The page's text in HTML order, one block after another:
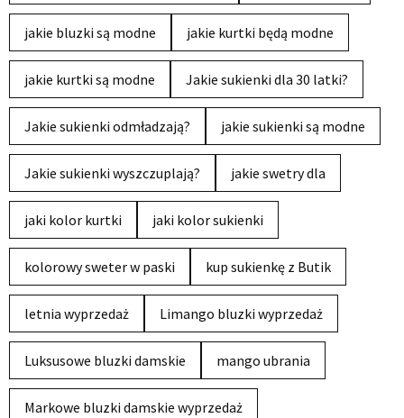
jakie bluzki są modne jakie kurtki będą modne
jakie kurtki są modne Jakie sukienki dla 30 latki?
Jakie sukienki odmładzają? jakie sukienki są modne
Jakie sukienki wyszczuplają? jakie swetry dla
jaki kolor kurtki jaki kolor sukienki
kolorowy sweter w paski kup sukienkę z Butik
letnia wyprzedaż Limango bluzki wyprzedaż
Luksusowe bluzki damskie mango ubrania
Markowe bluzki damskie wyprzedaż